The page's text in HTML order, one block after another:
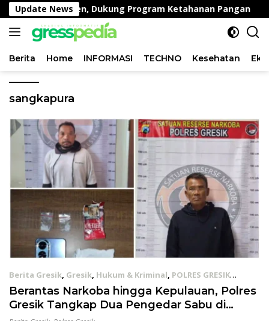
Langsung
ke
konten
Update News
Peganden, Dukung Program Ketahanan Pangan
Berita Home INFORMASI TECHNO Kesehatan
sangkapura
Berita Gresik, Gresik, Hukum & Kriminal, POLRES GRESIK
18/12/2025
Berantas Narkoba hingga Kepulauan, Polres
Gresik Tangkap Dua Pengedar Sabu di